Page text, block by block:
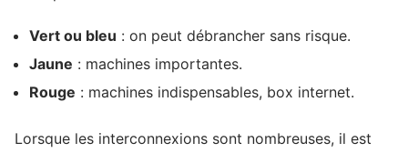
Vert ou bleu : on peut débrancher sans risque.
Jaune : machines importantes.
Rouge : machines indispensables, box internet.
Lorsque les interconnexions sont nombreuses, il est